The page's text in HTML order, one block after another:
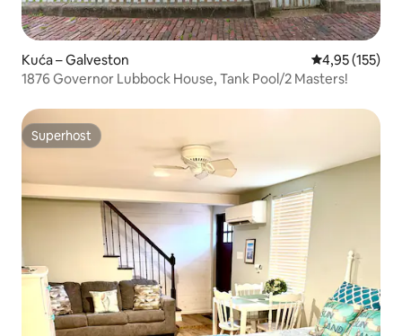
Kuća – Galveston Prosječna
4,95 (155)
1876 Governor Lubbock House, Tank Pool/2 Masters!
Superhost
Superhost